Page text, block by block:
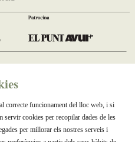
correcte funcionament del lloc web, i si
servir cookies per recopilar dades de les
per millorar els nostres serveis i